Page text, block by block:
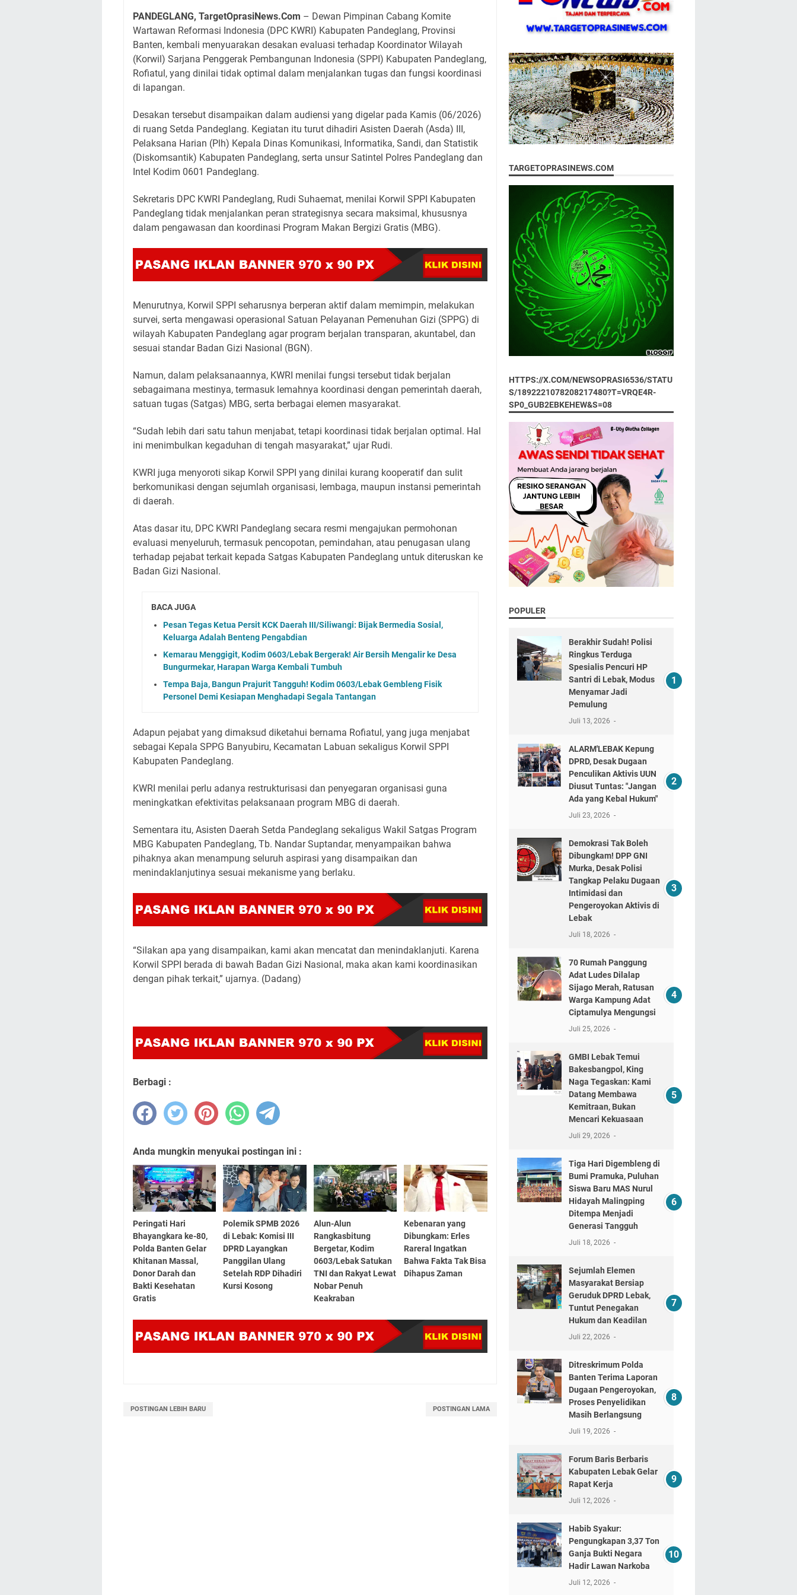
PANDEGLANG, TargetOprasiNews.Com – Dewan Pimpinan Cabang Komite
Wartawan Reformasi Indonesia (DPC KWRI) Kabupaten Pandeglang, Provinsi
Banten, kembali menyuarakan desakan evaluasi terhadap Koordinator Wilayah
(Korwil) Sarjana Penggerak Pembangunan Indonesia (SPPI) Kabupaten Pandeglang,
Rofiatul, yang dinilai tidak optimal dalam menjalankan tugas dan fungsi koordinasi
di lapangan.
Desakan tersebut disampaikan dalam audiensi yang digelar pada Kamis (06/2026)
di ruang Setda Pandeglang. Kegiatan itu turut dihadiri Asisten Daerah (Asda) III,
Pelaksana Harian (Plh) Kepala Dinas Komunikasi, Informatika, Sandi, dan Statistik
(Diskomsantik) Kabupaten Pandeglang, serta unsur Satintel Polres Pandeglang dan
Intel Kodim 0601 Pandeglang.
Sekretaris DPC KWRI Pandeglang, Rudi Suhaemat, menilai Korwil SPPI Kabupaten
Pandeglang tidak menjalankan peran strategisnya secara maksimal, khususnya
dalam pengawasan dan koordinasi Program Makan Bergizi Gratis (MBG).
Menurutnya, Korwil SPPI seharusnya berperan aktif dalam memimpin, melakukan
survei, serta mengawasi operasional Satuan Pelayanan Pemenuhan Gizi (SPPG) di
wilayah Kabupaten Pandeglang agar program berjalan transparan, akuntabel, dan
sesuai standar Badan Gizi Nasional (BGN).
Namun, dalam pelaksanaannya, KWRI menilai fungsi tersebut tidak berjalan
sebagaimana mestinya, termasuk lemahnya koordinasi dengan pemerintah daerah,
satuan tugas (Satgas) MBG, serta berbagai elemen masyarakat.
“Sudah lebih dari satu tahun menjabat, tetapi koordinasi tidak berjalan optimal. Hal
ini menimbulkan kegaduhan di tengah masyarakat,” ujar Rudi.
KWRI juga menyoroti sikap Korwil SPPI yang dinilai kurang kooperatif dan sulit
berkomunikasi dengan sejumlah organisasi, lembaga, maupun instansi pemerintah
di daerah.
Atas dasar itu, DPC KWRI Pandeglang secara resmi mengajukan permohonan
evaluasi menyeluruh, termasuk pencopotan, pemindahan, atau penugasan ulang
terhadap pejabat terkait kepada Satgas Kabupaten Pandeglang untuk diteruskan ke
Badan Gizi Nasional.
BACA JUGA
Pesan Tegas Ketua Persit KCK Daerah III/Siliwangi: Bijak Bermedia Sosial,
Keluarga Adalah Benteng Pengabdian
Kemarau Menggigit, Kodim 0603/Lebak Bergerak! Air Bersih Mengalir ke Desa
Bungurmekar, Harapan Warga Kembali Tumbuh
Tempa Baja, Bangun Prajurit Tangguh! Kodim 0603/Lebak Gembleng Fisik
Personel Demi Kesiapan Menghadapi Segala Tantangan
Adapun pejabat yang dimaksud diketahui bernama Rofiatul, yang juga menjabat
sebagai Kepala SPPG Banyubiru, Kecamatan Labuan sekaligus Korwil SPPI
Kabupaten Pandeglang.
KWRI menilai perlu adanya restrukturisasi dan penyegaran organisasi guna
meningkatkan efektivitas pelaksanaan program MBG di daerah.
Sementara itu, Asisten Daerah Setda Pandeglang sekaligus Wakil Satgas Program
MBG Kabupaten Pandeglang, Tb. Nandar Suptandar, menyampaikan bahwa
pihaknya akan menampung seluruh aspirasi yang disampaikan dan
menindaklanjutinya sesuai mekanisme yang berlaku.
“Silakan apa yang disampaikan, kami akan mencatat dan menindaklanjuti. Karena
Korwil SPPI berada di bawah Badan Gizi Nasional, maka akan kami koordinasikan
dengan pihak terkait,” ujarnya. (Dadang)
Berbagi :
Anda mungkin menyukai postingan ini :
Peringati Hari
Bhayangkara ke-80,
Polda Banten Gelar
Khitanan Massal,
Donor Darah dan
Bakti Kesehatan
Gratis
Polemik SPMB 2026
di Lebak: Komisi III
DPRD Layangkan
Panggilan Ulang
Setelah RDP Dihadiri
Kursi Kosong
Alun-Alun
Rangkasbitung
Bergetar, Kodim
0603/Lebak Satukan
TNI dan Rakyat Lewat
Nobar Penuh
Keakraban
Kebenaran yang
Dibungkam: Erles
Rareral Ingatkan
Bahwa Fakta Tak Bisa
Dihapus Zaman
POSTINGAN LEBIH BARU POSTINGAN LAMA
TARGETOPRASINEWS.COM
HTTPS://X.COM/NEWSOPRASI6536/STATU
S/1892221078208217480?T=VRQE4R-
SP0_GUB2EBKEHEW&S=08
POPULER
Berakhir Sudah! Polisi
Ringkus Terduga
Spesialis Pencuri HP
Santri di Lebak, Modus
Menyamar Jadi
Pemulung
Juli 13, 2026
ALARM'LEBAK Kepung
DPRD, Desak Dugaan
Penculikan Aktivis UUN
Diusut Tuntas: "Jangan
Ada yang Kebal Hukum"
Juli 23, 2026
Demokrasi Tak Boleh
Dibungkam! DPP GNI
Murka, Desak Polisi
Tangkap Pelaku Dugaan
Intimidasi dan
Pengeroyokan Aktivis di
Lebak
Juli 18, 2026
70 Rumah Panggung
Adat Ludes Dilalap
Sijago Merah, Ratusan
Warga Kampung Adat
Ciptamulya Mengungsi
Juli 25, 2026
GMBI Lebak Temui
Bakesbangpol, King
Naga Tegaskan: Kami
Datang Membawa
Kemitraan, Bukan
Mencari Kekuasaan
Juli 29, 2026
Tiga Hari Digembleng di
Bumi Pramuka, Puluhan
Siswa Baru MAS Nurul
Hidayah Malingping
Ditempa Menjadi
Generasi Tangguh
Juli 18, 2026
Sejumlah Elemen
Masyarakat Bersiap
Geruduk DPRD Lebak,
Tuntut Penegakan
Hukum dan Keadilan
Juli 22, 2026
Ditreskrimum Polda
Banten Terima Laporan
Dugaan Pengeroyokan,
Proses Penyelidikan
Masih Berlangsung
Juli 19, 2026
Forum Baris Berbaris
Kabupaten Lebak Gelar
Rapat Kerja
Juli 12, 2026
​Habib Syakur:
Pengungkapan 3,37 Ton
Ganja Bukti Negara
Hadir Lawan Narkoba
Juli 12, 2026